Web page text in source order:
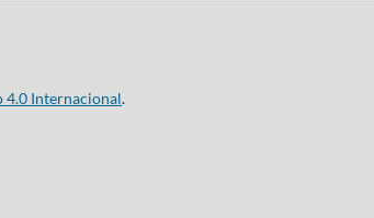
4.0 Internacional.